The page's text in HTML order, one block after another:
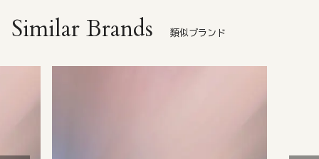
Similar Brands 類似ブランド